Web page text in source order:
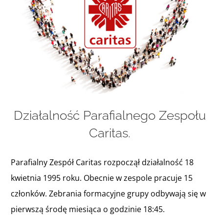
Informacje i media katolickie
Nasza parafia i lokalne wspólnoty
Zamówienia Publiczne
Polski Ład
Działalność Parafialnego Zespołu
Caritas.
Parafialny Zespół Caritas rozpoczął działalność 18
kwietnia 1995 roku. Obecnie w zespole pracuje 15
członków. Zebrania formacyjne grupy odbywają się w
pierwszą środę miesiąca o godzinie 18:45.